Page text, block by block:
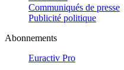
Communiqués de presse
Publicité politique
Abonnements
Euractiv Pro